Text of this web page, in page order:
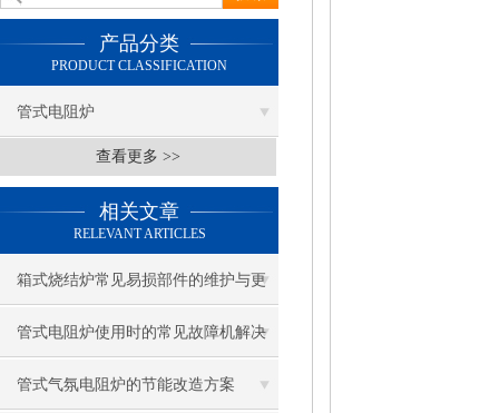
产品分类
PRODUCT CLASSIFICATION
管式电阻炉
查看更多 >>
相关文章
RELEVANT ARTICLES
箱式烧结炉常见易损部件的维护与更
换指南
管式电阻炉使用时的常见故障机解决
方法
管式气氛电阻炉的节能改造方案